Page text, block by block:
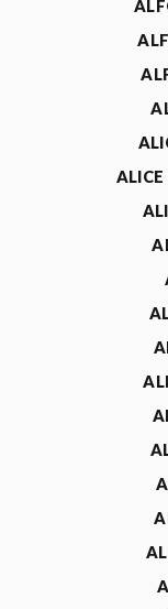
ALICE